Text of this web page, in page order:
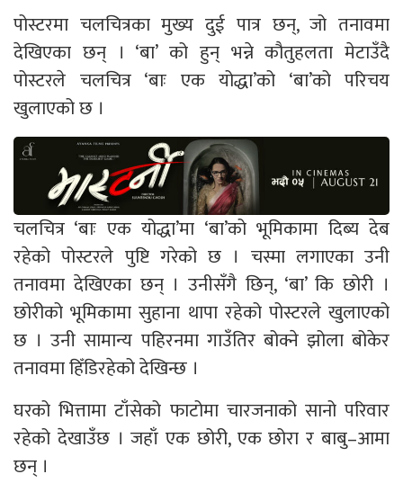
पोस्टरमा चलचित्रका मुख्य दुई पात्र छन्, जो तनावमा
देखिएका छन् । ‘बा’ को हुन् भन्ने कौतुहलता मेटाउँदै
पोस्टरले चलचित्र ‘बाः एक योद्धा’को ‘बा’को परिचय
खुलाएको छ ।
चलचित्र ‘बाः एक योद्धा’मा ‘बा’को भूमिकामा दिब्य देब
रहेको पोस्टरले पुष्टि गरेको छ । चस्मा लगाएका उनी
तनावमा देखिएका छन् । उनीसँगै छिन्, ‘बा’ कि छोरी ।
छोरीको भूमिकामा सुहाना थापा रहेको पोस्टरले खुलाएको
छ । उनी सामान्य पहिरनमा गाउँतिर बोक्ने झोला बोकेर
तनावमा हिँडिरहेको देखिन्छ ।
घरको भित्तामा टाँसेको फाटोमा चारजनाको सानो परिवार
रहेको देखाउँछ । जहाँ एक छोरी, एक छोरा र बाबु–आमा
छन् ।